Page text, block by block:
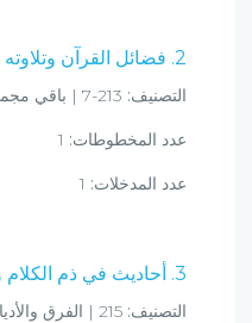
2. فضائل القرآن وتلاوته وخصائص تلاته وحملته
التصنيف:
عدد المخطوطات:
عدد المدخلات:
3. أحاديث في ذم الكلام وأهله
التصنيف: